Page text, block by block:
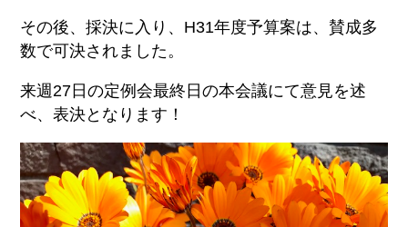
その後、採決に入り、H31年度予算案は、賛成多
数で可決されました。
来週27日の定例会最終日の本会議にて意見を述
べ、表決となります！